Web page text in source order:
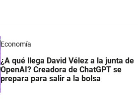
Economía
¿A qué llega David Vélez a la junta de
OpenAI? Creadora de ChatGPT se
prepara para salir a la bolsa